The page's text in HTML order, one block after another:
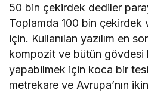
50 bin çekirdek dediler
Toplamda 100 bin çekirdek
için. Kullanılan yazılım en
kompozit ve bütün gövdesi
yapabilmek için koca bir
metrekare ve Avrupa’nın